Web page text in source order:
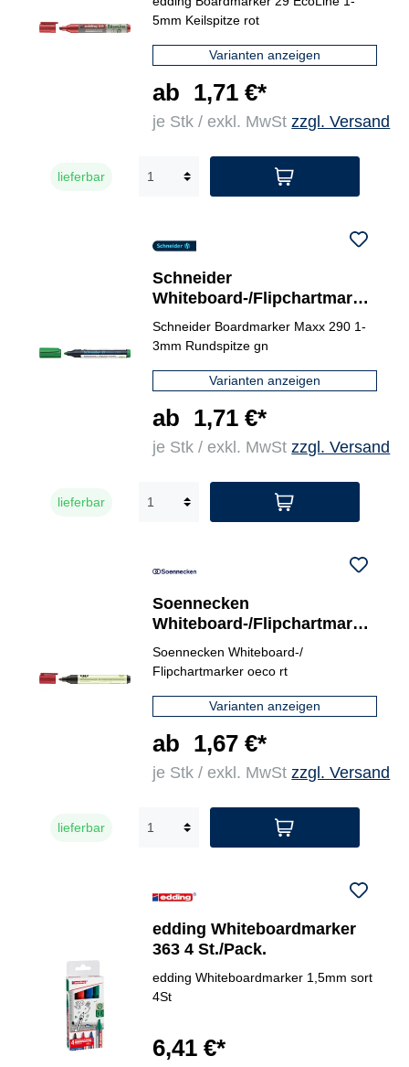
5mm Keilspitze rot
Varianten anzeigen
ab 1,71 €*
je Stk / exkl. MwStzzgl. Versand
lieferbar
Schneider
Whiteboard-/Flipchartmarke
r Maxx 290
Schneider Boardmarker Maxx 290 1-
3mm Rundspitze gn
Varianten anzeigen
ab 1,71 €*
je Stk / exkl. MwStzzgl. Versand
lieferbar
Soennecken
Whiteboard-/Flipchartmarke
r oeco
Soennecken Whiteboard-/
Flipchartmarker oeco rt
Varianten anzeigen
ab 1,67 €*
je Stk / exkl. MwStzzgl. Versand
lieferbar
edding Whiteboardmarker
363 4 St./Pack.
edding Whiteboardmarker 1,5mm sort
4St
6,41 €*